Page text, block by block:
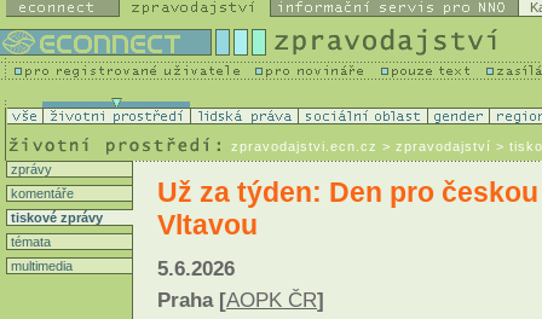
zpravodajstvi.ecn.cz > zpravodajství >
zprávy
komentáře
tiskové zprávy
témata
multimedia
Už za týden: Den pro
Vltavou
5.6.2026
Praha [AOPK ČR]